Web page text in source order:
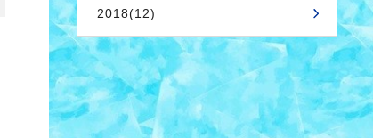
2018(12)